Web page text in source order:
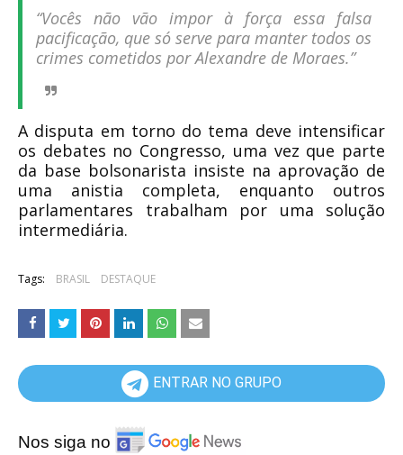
“Vocês não vão impor à força essa falsa
pacificação, que só serve para manter todos os
crimes cometidos por Alexandre de Moraes.”
A disputa em torno do tema deve intensificar
os debates no Congresso, uma vez que parte
da base bolsonarista insiste na aprovação de
uma anistia completa, enquanto outros
parlamentares trabalham por uma solução
intermediária.
Tags: BRASIL DESTAQUE
ENTRAR NO GRUPO
Nos siga no